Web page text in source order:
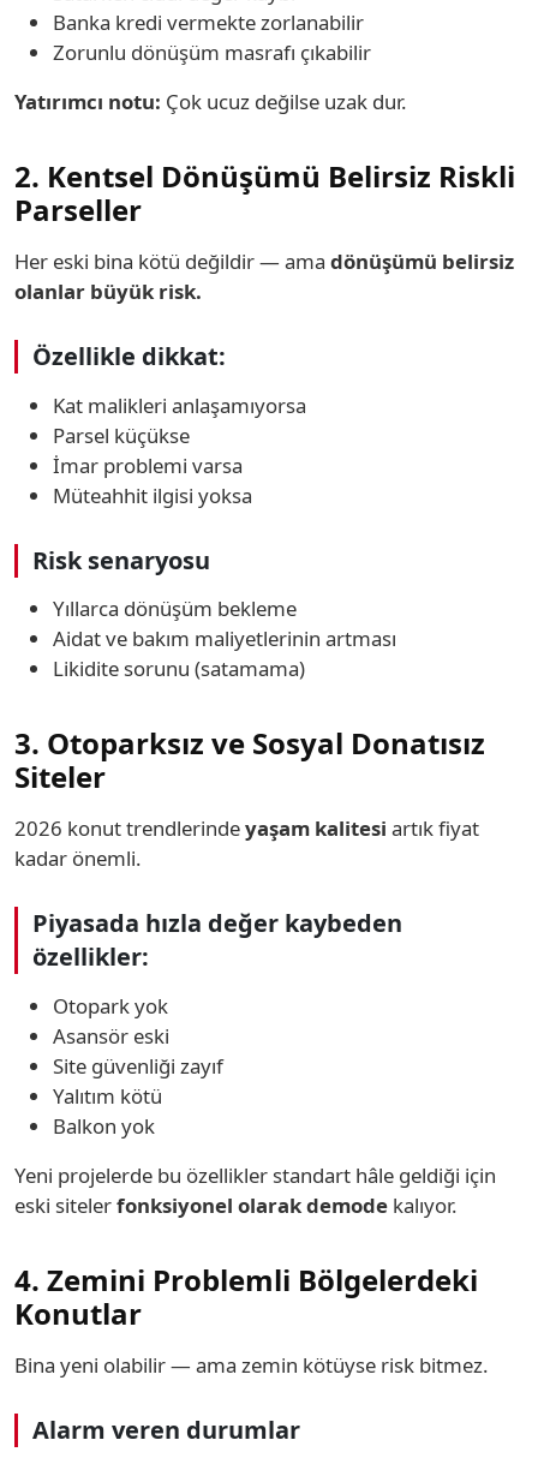
Banka kredi vermekte zorlanabilir
Zorunlu dönüşüm masrafı çıkabilir
Yatırımcı notu: Çok ucuz değilse uzak dur.
2. Kentsel Dönüşümü Belirsiz Riskli
Parseller
Her eski bina kötü değildir — ama dönüşümü belirsiz
olanlar büyük risk.
Özellikle dikkat:
Kat malikleri anlaşamıyorsa
Parsel küçükse
İmar problemi varsa
Müteahhit ilgisi yoksa
Risk senaryosu
Yıllarca dönüşüm bekleme
Aidat ve bakım maliyetlerinin artması
Likidite sorunu (satamama)
3. Otoparksız ve Sosyal Donatısız
Siteler
2026 konut trendlerindeyaşam kalitesi artık fiyat
kadar önemli.
Piyasada hızla değer kaybeden
özellikler:
Otopark yok
Asansör eski
Site güvenliği zayıf
Yalıtım kötü
Balkon yok
Yeni projelerde bu özellikler standart hâle geldiği için
eski sitelerfonksiyonel olarak demode kalıyor.
4. Zemini Problemli Bölgelerdeki
Konutlar
Bina yeni olabilir — ama zemin kötüyse risk bitmez.
Alarm veren durumlar